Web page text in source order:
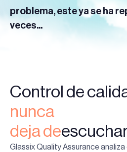
problema, este ya se ha
veces...
Control de
nunca
‍deja de
Glassix Quality Assurance